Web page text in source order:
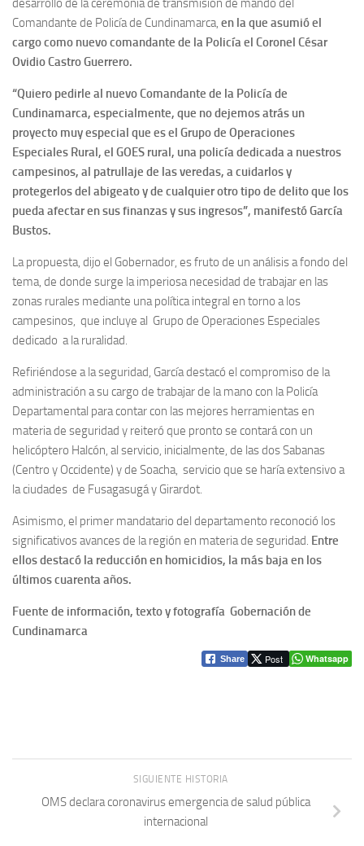
Comandante de Policía de Cundinamarca, en la que asumió el
cargo como nuevo comandante de la Policía el Coronel César
Ovidio Castro Guerrero.
“Quiero pedirle al nuevo Comandante de la Policía de
Cundinamarca, especialmente, que no dejemos atrás un
proyecto muy especial que es el Grupo de Operaciones
Especiales Rural, el GOES rural, una policía dedicada a nuestros
campesinos, al patrullaje de las veredas, a cuidarlos y
protegerlos del abigeato y de cualquier otro tipo de delito que los
pueda afectar en sus finanzas y sus ingresos”, manifestó García
Bustos.
La propuesta, dijo el Gobernador, es fruto de un análisis a fondo del
tema, de donde surge la imperiosa necesidad de trabajar en las
zonas rurales mediante una política integral en torno a los
campesinos, que incluye al Grupo de Operaciones Especiales
dedicado a la ruralidad.
Refiriéndose a la seguridad, García destacó el compromiso de la
administración a su cargo de trabajar de la mano con la Policía
Departamental para contar con las mejores herramientas en
materia de seguridad y reiteró que pronto se contará con un
helicóptero Halcón, al servicio, inicialmente, de las dos Sabanas
(Centro y Occidente) y de Soacha, servicio que se haría extensivo a
la ciudades de Fusagasugá y Girardot.
Asimismo, el primer mandatario del departamento reconoció los
significativos avances de la región en materia de seguridad. Entre
ellos destacó la reducción en homicidios, la más baja en los
últimos cuarenta años.
Fuente de información, texto y fotografía Gobernación de
Cundinamarca
Share Post Whatsapp
SIGUIENTE HISTORIA
OMS declara coronavirus emergencia de salud pública
internacional